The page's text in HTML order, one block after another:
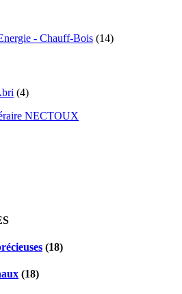
- Chauff-Bois (14)
(4)
NECTOUX
(18)
(18)